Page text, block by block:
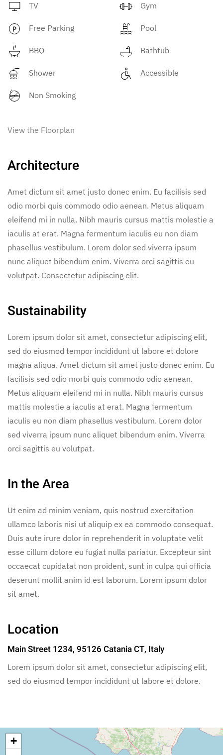
TV Gym
Free Parking Pool
BBQ Bathtub
Shower Accessible
Non Smoking
View the Floorplan
Architecture
Amet dictum sit amet justo donec enim. Eu facilisis sed
odio morbi quis commodo odio aenean. Metus aliquam
eleifend mi in nulla. Nibh mauris cursus mattis molestie a
iaculis at erat. Magna fermentum iaculis eu non diam
phasellus vestibulum. Lorem dolor sed viverra ipsum
nunc aliquet bibendum enim. Viverra orci sagittis eu
volutpat. Consectetur adipiscing elit.
Sustainability
Lorem ipsum dolor sit amet, consectetur adipiscing elit,
sed do eiusmod tempor incididunt ut labore et dolore
magna aliqua. Amet dictum sit amet justo donec enim. Eu
facilisis sed odio morbi quis commodo odio aenean.
Metus aliquam eleifend mi in nulla. Nibh mauris cursus
mattis molestie a iaculis at erat. Magna fermentum
iaculis eu non diam phasellus vestibulum. Lorem dolor
sed viverra ipsum nunc aliquet bibendum enim. Viverra
orci sagittis eu volutpat.
In the Area
Ut enim ad minim veniam, quis nostrud exercitation
ullamco laboris nisi ut aliquip ex ea commodo consequat.
Duis aute irure dolor in reprehenderit in voluptate velit
esse cillum dolore eu fugiat nulla pariatur. Excepteur sint
occaecat cupidatat non proident, sunt in culpa qui officia
deserunt mollit anim id est laborum. Lorem ipsum dolor
sit amet.
Location
Main Street 1234, 95126 Catania CT, Italy
Lorem ipsum dolor sit amet, consectetur adipiscing elit,
sed do eiusmod tempor incididunt ut labore et dolore.
+